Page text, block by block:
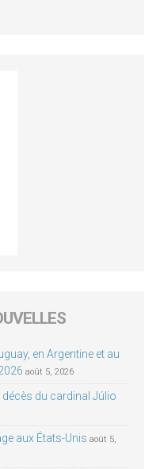
en Argentine et au
août 5, 2026
du cardinal Júlio
aux États-Unis août 5,